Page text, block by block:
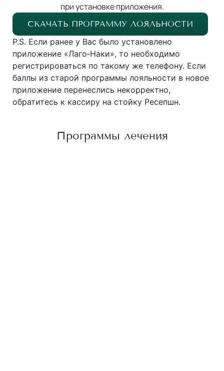
при установке приложения.
СКАЧАТЬ ПРОГРАММУ ЛОЯЛЬНОСТИ
P.S. Если ранее у Вас было установлено
приложение «Лаго‐Наки», то необходимо
регистрироваться по такому же телефону. Если
баллы из старой программы лояльности в новое
приложение перенеслись некорректно,
обратитесь к кассиру на стойку Ресепшн.
Программы лечения